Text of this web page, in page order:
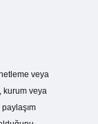
veya
kurum veya